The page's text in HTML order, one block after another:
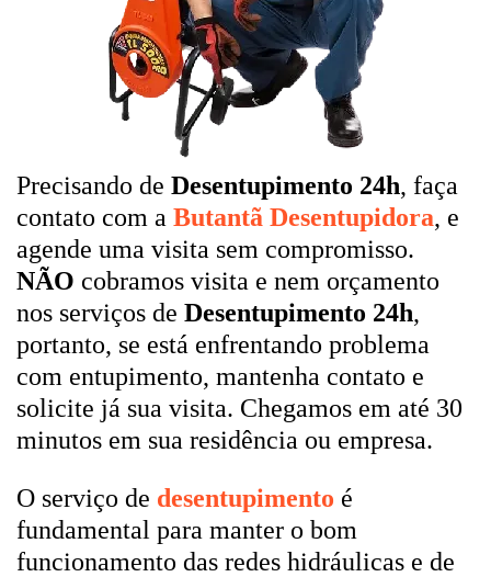
Precisando de Desentupimento 24h, faça
contato com a Butantã Desentupidora, e
agende uma visita sem compromisso.
NÃO cobramos visita e nem orçamento
nos serviços de Desentupimento 24h,
portanto, se está enfrentando problema
com entupimento, mantenha contato e
solicite já sua visita. Chegamos em até 30
minutos em sua residência ou empresa.
O serviço de desentupimento é
fundamental para manter o bom
funcionamento das redes hidráulicas e de